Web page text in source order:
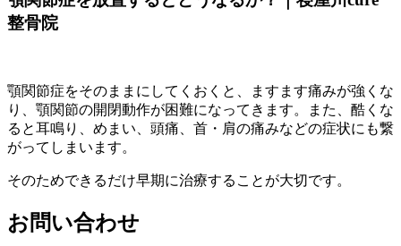
整骨院
顎関節症をそのままにしてくおくと、ますます痛みが強くな
り、顎関節の開閉動作が困難になってきます。また、酷くな
ると耳鳴り、めまい、頭痛、首・肩の痛みなどの症状にも繋
がってしまいます。
そのためできるだけ早期に治療することが大切です。
お問い合わせ